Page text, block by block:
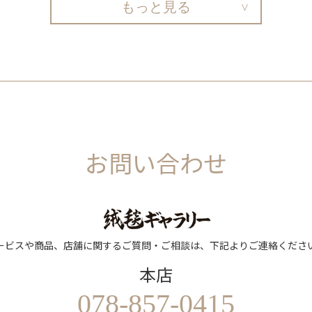
もっと見る
お問い合わせ
ビスや商品、店舗に関するご質問・ご相談は、下記よりご連絡くださ
本店
078-857-0415